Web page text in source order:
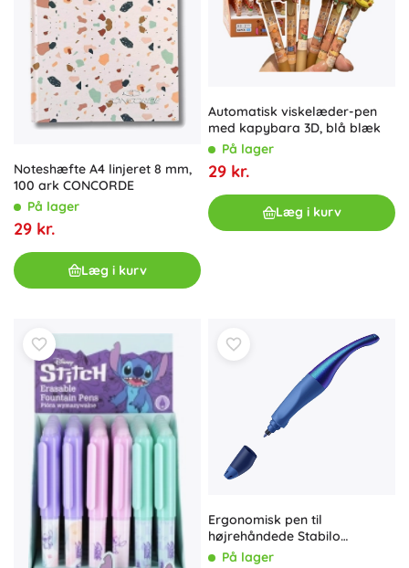
Noteshæfte A4 linjeret 8 mm,
100 ark CONCORDE
På lager
29 kr.
Læg i kurv
Automatisk viskelæder-pen
med kapybara 3D, blå blæk
På lager
29 kr.
Læg i kurv
Ergonomisk pen til
højrehåndede Stabilo
EASYoriginal
På lager